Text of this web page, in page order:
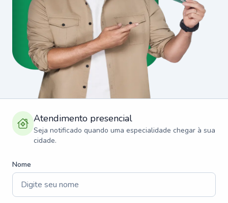
Atendimento presencial
Seja notificado quando uma especialidade chegar à sua
cidade.
Nome